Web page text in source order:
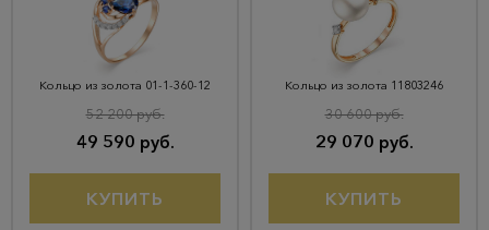
Кольцо из золота 01-1-360-12
49 590 руб.
52 200 руб.
КУПИТЬ
Кольцо из золота 11803246
29 070 руб.
30 600 руб.
КУПИТЬ